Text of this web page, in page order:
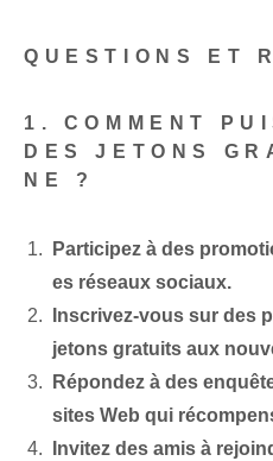
QUESTIONS ET
1. COMMENT
DES JETONS
NE ?
Participez à des
es réseaux sociaux.
Inscrivez-vous sur⁢ des
jetons gratuits aux
Répondez à des
sites Web qui
Invitez des amis à